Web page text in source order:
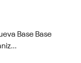
Base Base